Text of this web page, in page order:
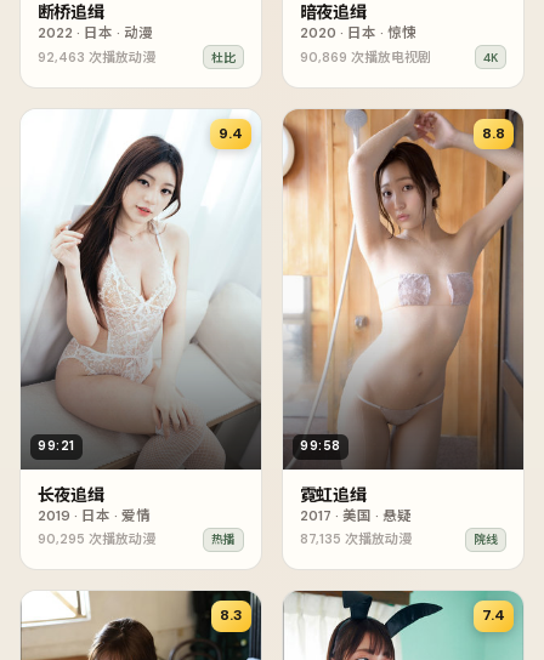
断桥追缉
2022 · 日本 · 动漫
92,463 次播放动漫 杜比
暗夜追缉
2020 · 日本 · 惊悚
90,869 次播放电视剧 4K
99:21
9.4
长夜追缉
2019 · 日本 · 爱情
90,295 次播放动漫 热播
99:58
8.8
霓虹追缉
2017 · 美国 · 悬疑
87,135 次播放动漫 院线
8.3 7.4